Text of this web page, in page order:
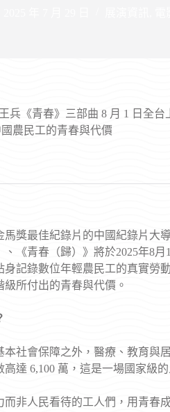
兵《青春》三部曲 8 月 1 日全台
農民工的青春與代價
獎最佳紀錄片的中國紀錄片大
《青春（歸）》將於2025年8月
記錄數位年輕農民工的真實勞
所付出的青春與代價。
社會保障之外，醫療、教育與
達 6,100 萬，這是一場國家級
非人民看待的工人們，用青春